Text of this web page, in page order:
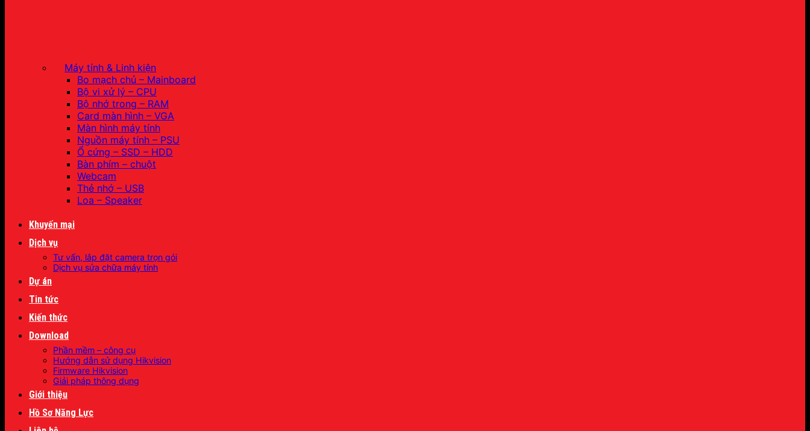
Máy tính & Linh kiện
Bo mạch chủ – Mainboard
Bộ vi xử lý – CPU
Bộ nhớ trong – RAM
Card màn hình – VGA
Màn hình máy tính
Nguồn máy tính – PSU
Ổ cứng – SSD – HDD
Bàn phím – chuột
Webcam
Thẻ nhớ – USB
Loa – Speaker
Khuyến mại
Dịch vụ
Tư vấn, lắp đặt camera trọn gói
Dịch vụ sửa chữa máy tính
Dự án
Tin tức
Kiến thức
Download
Phần mềm – công cụ
Hướng dẫn sử dụng Hikvision
Firmware Hikvision
Giải pháp thông dụng
Giới thiệu
Hồ Sơ Năng Lực